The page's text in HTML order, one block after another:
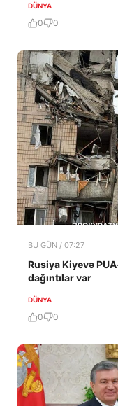
DÜNYA
0 0
BU GÜN / 07:27
Rusiya Kiyevə
dağıntılar var
DÜNYA
0 0